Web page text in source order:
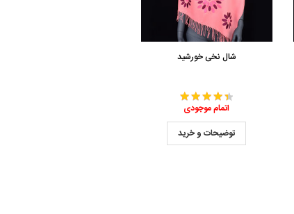
شال نخی خورشید
اتمام موجودی
توضیحات و خرید